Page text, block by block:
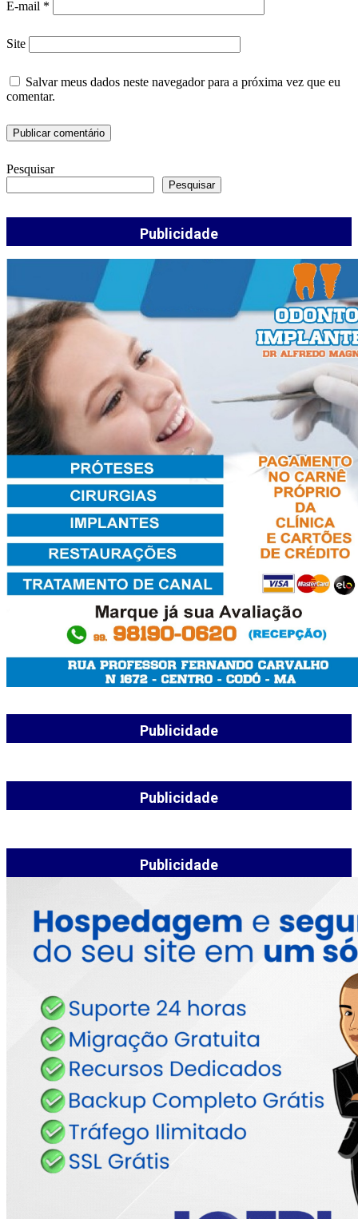
E-mail *
Site
Salvar meus dados neste navegador para a próxima vez que eu
comentar.
Pesquisar
Pesquisar
Publicidade
Publicidade
Publicidade
Publicidade